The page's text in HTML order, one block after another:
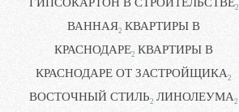
2
ВАННАЯ2 КВАРТИРЫ В
КРАСНОДАРЕ2 КВАРТИРЫ В
КРАСНОДАРЕ ОТ ЗАСТРОЙЩИКА2
ВОСТОЧНЫЙ СТИЛЬ2 ЛИНОЛЕУМА2